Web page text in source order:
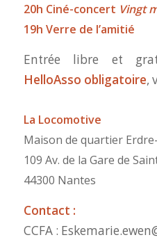
20h Ciné-concert Vingt
19h Verre de l’amitié
Entrée libre et
HelloAsso obligatoire,
La Locomotive
Maison de quartier
109 Av. de la Gare de
44300 Nantes
Contact :
CCFA :